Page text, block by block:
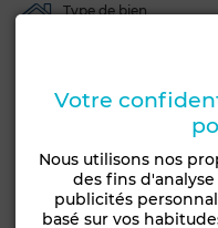
Type de bien
Bon état /
Piscine Concierge
Meublé Entre-seul
Votre
Nous utilisons nos
des fins
publicités
basé sur vos